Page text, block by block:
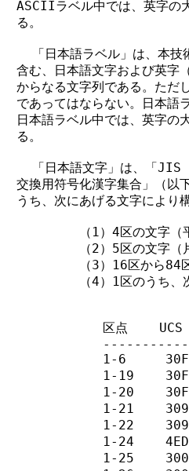
ASCIIラベル中では、英字の
る。
「日本語ラベル」は、本技
含む、日本語文字および英
からなる文字列である。ただ
であってはならない。日本語
日本語ラベル中では、英字の
る。
「日本語文字」は、「
交換用符号化漢字集合」（
うち、次にあげる文字により
（1）4区の文字（
（2）5区の文字（
（3）16区から84区
（4）1区のうち、
区点    UCS
1-6
1-19
1-20
1-21
1-22
1-24
1-25